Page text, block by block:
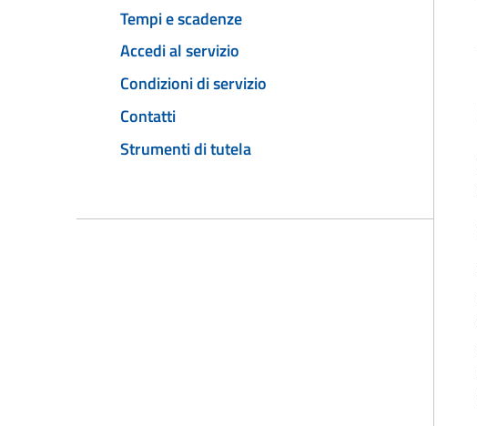
Tempi e scadenze
Accedi al servizio
Condizioni di servizio
Contatti
Strumenti di tutela